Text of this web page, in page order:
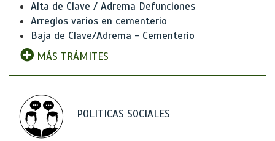
Alta de Clave / Adrema Defunciones
Arreglos varios en cementerio
Baja de Clave/Adrema - Cementerio
MÁS TRÁMITES
POLITICAS SOCIALES